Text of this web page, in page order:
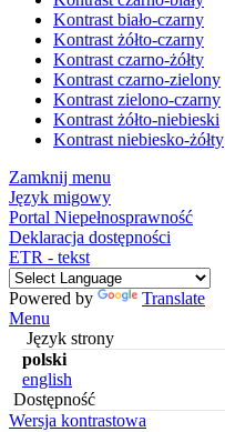
Kontrast biało-czarny
Kontrast żółto-czarny
Kontrast czarno-żółty
Kontrast czarno-zielony
Kontrast zielono-czarny
Kontrast żółto-niebieski
Kontrast niebiesko-żółty
Zamknij menu
Język migowy
Portal Niepełnosprawność
Deklaracja dostępności
ETR - tekst
Powered by
Translate
Menu
Język strony
polski
english
Dostępność
Wersja kontrastowa